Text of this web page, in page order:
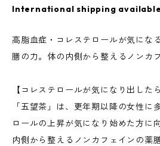
International shipping available
高脂血症・コレステロールが気にな
膳の力。体の内側から整えるノンカ
【コレステロールが気になり出したら
「五望茶」は、更年期以降の女性に
ロールの上昇が気になり始めた方に
内側から整えるノンカフェインの薬